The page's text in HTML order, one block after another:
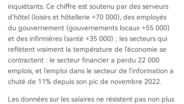
inquiétants. Ce chiffre est soutenu par des serveurs
d'hôtel (loisirs et hôtellerie +70 000), des employés
du gouvernement (gouvernements locaux +55 000)
et des infirmières (santé +35 000) ; les secteurs qui
reflètent vraiment la température de l'économie se
contractent : le secteur financier a perdu 22 000
emplois, et l'emploi dans le secteur de l'information a
chuté de 11% depuis son pic de novembre 2022.
Les données sur les salaires ne résistent pas non plus